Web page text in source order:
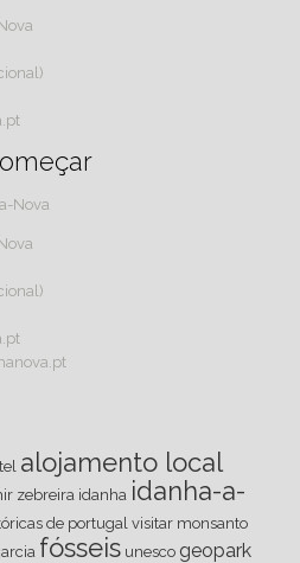
Nova
alojamento local
zebreira idanha idanha-a-
de portugal visitar monsanto
fósseis unesco geopark